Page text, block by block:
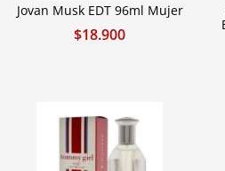
Jovan Musk EDT 96ml Mujer
$18.900